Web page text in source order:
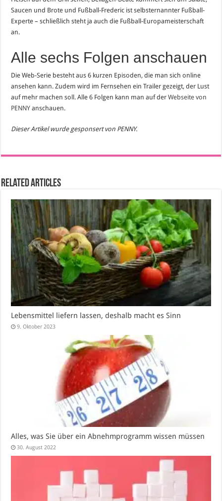
Saucen und Brote und Fußball-Frederic ist selbsternannter Fußball-
Experte – schließlich steht ja auch die Fußball-Europameisterschaft
an.
Alle sechs Folgen anschauen
Die Web-Serie besteht aus 6 kurzen Episoden, die man sich online
ansehen kann. Zudem wird im Fernsehen ein Trailer gezeigt, der Lust
auf mehr machen soll. Alle 6 Folgen kann man auf derWebseite von
PENNY anschauen.
Dieser Artikel wurde gesponsert von PENNY.
Related Articles
Lebensmittel liefern lassen, deshalb macht es Sinn
9. Oktober 2023
Alles, was Sie über ein Abnehmprogramm wissen müssen
30. August 2022